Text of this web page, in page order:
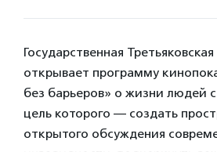
Государственная Третьяковская
открывает программу
без барьеров» о жизни людей
цель которого — создать
открытого обсуждения